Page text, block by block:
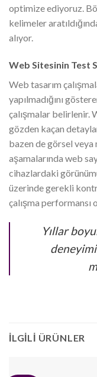
optimize ediyoruz.
kelimeler
alıyor.
Web Sitesinin Test
Web tasarım
yapılmadığını
çalışmalar belirlenir.
gözden kaçan
bazen de görsel
aşamalarında web
cihazlardaki
üzerinde gerekli
çalışma
Yıllar
İLGILI ÜRÜNLER